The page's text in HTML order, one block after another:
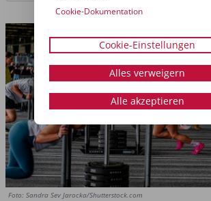
Foto: Sandra Sev Jarocka/Shutterstock.com
Cookie-Dokumentation
Cookie-Einstellungen
Alles verweigern
Alle akzeptieren